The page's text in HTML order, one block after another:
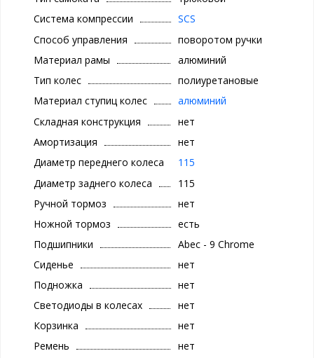
Система компрессии
SCS
Способ управления
поворотом ручки
Материал рамы
алюминий
Тип колес
полиуретановые
Материал ступиц колес
алюминий
Складная конструкция
нет
Амортизация
нет
Диаметр переднего колеса
115
Диаметр заднего колеса
115
Ручной тормоз
нет
Ножной тормоз
есть
Подшипники
Аbec - 9 Chrome
Сиденье
нет
Подножка
нет
Светодиоды в колесах
нет
Корзинка
нет
Ремень
нет